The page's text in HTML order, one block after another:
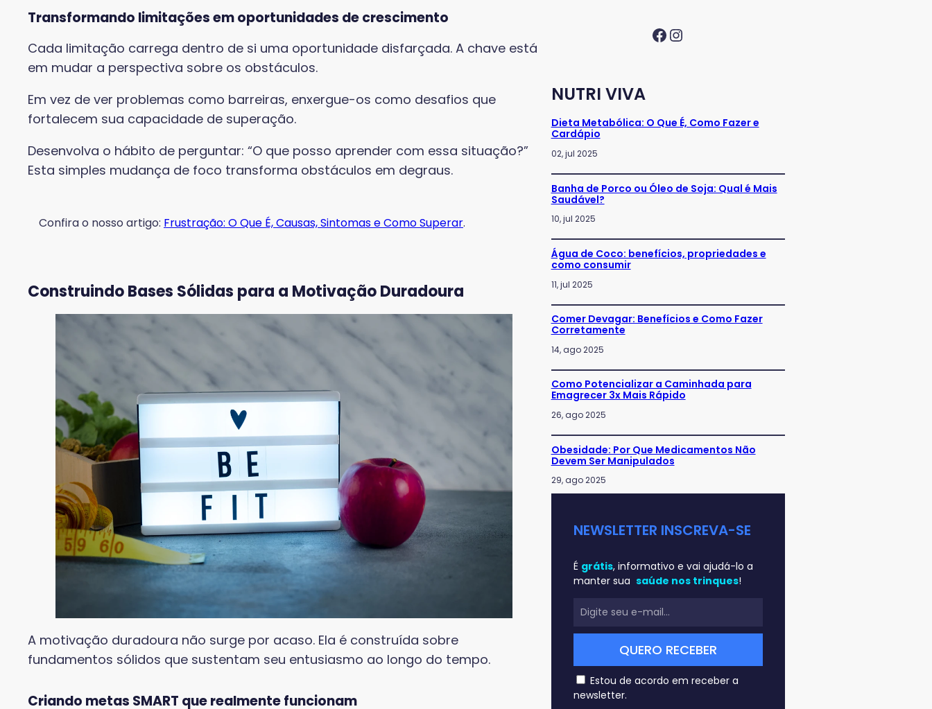
Transformando limitações em oportunidades de crescimento
Cada limitação carrega dentro de si uma oportunidade disfarçada. A chave está
em mudar a perspectiva sobre os obstáculos.
Em vez de ver problemas como barreiras, enxergue-os como desafios que
fortalecem sua capacidade de superação.
Desenvolva o hábito de perguntar: “O que posso aprender com essa situação?”
Esta simples mudança de foco transforma obstáculos em degraus.
Confira o nosso artigo: Frustração: O Que É, Causas, Sintomas e Como Superar.
Construindo Bases Sólidas para a Motivação Duradoura
A motivação duradoura não surge por acaso. Ela é construída sobre
fundamentos sólidos que sustentam seu entusiasmo ao longo do tempo.
Criando metas SMART que realmente funcionam
Facebook Instagram
NUTRI VIVA
Dieta Metabólica: O Que É, Como Fazer e
Cardápio
02, jul 2025
Banha de Porco ou Óleo de Soja: Qual é Mais
Saudável?
10, jul 2025
Água de Coco: benefícios, propriedades e
como consumir
11, jul 2025
Comer Devagar: Benefícios e Como Fazer
Corretamente
14, ago 2025
Como Potencializar a Caminhada para
Emagrecer 3x Mais Rápido
26, ago 2025
Obesidade: Por Que Medicamentos Não
Devem Ser Manipulados
29, ago 2025
NEWSLETTER INSCREVA-SE
É grátis, informativo e vai ajudá-lo a
manter sua saúde nos trinques!
Estou de acordo em receber a
newsletter.